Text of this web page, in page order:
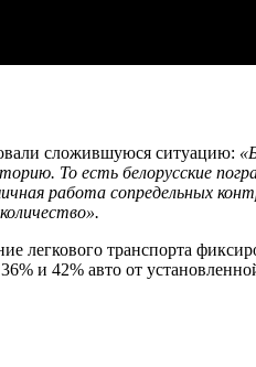
сложившуюся ситуацию:
То есть белорусские
работа сопредельных
легкового транспорта
и 42% авто от